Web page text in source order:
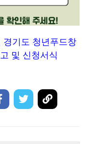
기도 청년푸드창
및 신청서식